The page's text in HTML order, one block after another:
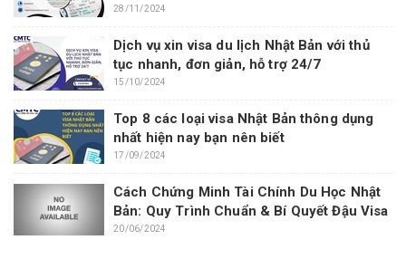
28/11/2024
Dịch vụ xin visa du lịch Nhật Bản với thủ
tục nhanh, đơn giản, hỗ trợ 24/7
15/10/2024
Top 8 các loại visa Nhật Bản thông dụng
nhất hiện nay bạn nên biết
17/09/2024
Cách Chứng Minh Tài Chính Du Học Nhật
Bản: Quy Trình Chuẩn & Bí Quyết Đậu Visa
20/06/2024